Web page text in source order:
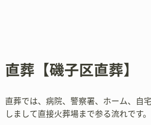
直葬【磯子区直葬】
直葬では、病院、警察署、ホーム、自
しまして直接火葬場まで参る流れです。